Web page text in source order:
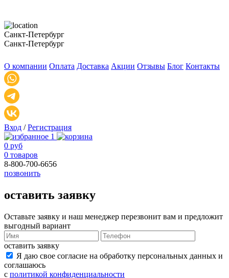
Санкт-Петербург
Санкт-Петербург
О компании Оплата Доставка Акции Отзывы Блог Контакты
Вход / Регистрация
1
0 руб
0 товаров
8-800-700-6656
позвонить
оставить заявку
Оставьте заявку и наш менеджер перезвонит вам и предложит
выгодный вариант
оставить заявку
Я даю свое согласие на обработку персональных данных и
соглашаюсь
с политикой конфиденциальности